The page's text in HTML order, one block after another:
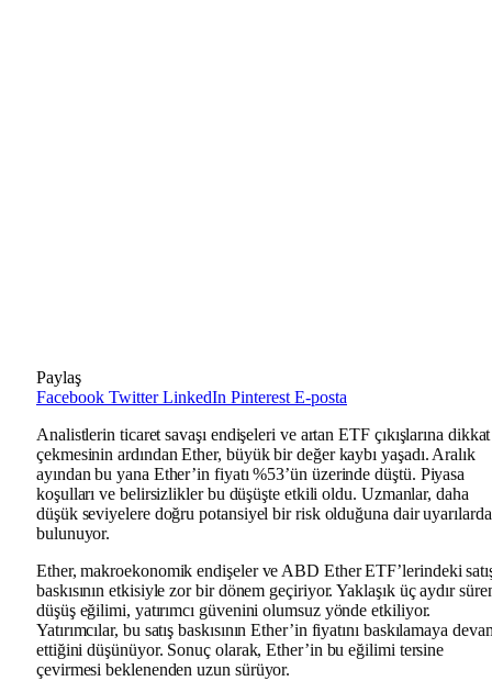
Paylaş
Facebook Twitter LinkedIn Pinterest E-posta
Analistlerin ticaret savaşı endişeleri ve artan ETF çıkışlarına dikkat
çekmesinin ardından Ether, büyük bir değer kaybı yaşadı. Aralık
ayından bu yana Ether’in fiyatı %53’ün üzerinde düştü. Piyasa
koşulları ve belirsizlikler bu düşüşte etkili oldu. Uzmanlar, daha
düşük seviyelere doğru potansiyel bir risk olduğuna dair uyarılarda
bulunuyor.
Ether, makroekonomik endişeler ve ABD Ether ETF’lerindeki
baskısının etkisiyle zor bir dönem geçiriyor. Yaklaşık üç aydır
düşüş eğilimi, yatırımcı güvenini olumsuz yönde etkiliyor.
Yatırımcılar, bu satış baskısının Ether’in fiyatını baskılamaya
ettiğini düşünüyor. Sonuç olarak, Ether’in bu eğilimi tersine
çevirmesi beklenenden uzun sürüyor.